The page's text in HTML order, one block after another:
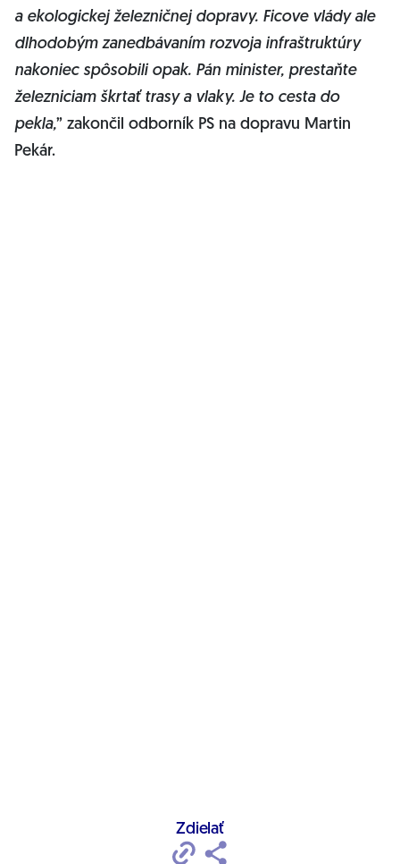
a ekologickej železničnej dopravy. Ficove vlády ale
dlhodobým zanedbávaním rozvoja infraštruktúry
nakoniec spôsobili opak. Pán minister, prestaňte
železniciam škrtať trasy a vlaky. Je to cesta do
pekla,” zakončil odborník PS na dopravu Martin
Pekár.
Zdielať